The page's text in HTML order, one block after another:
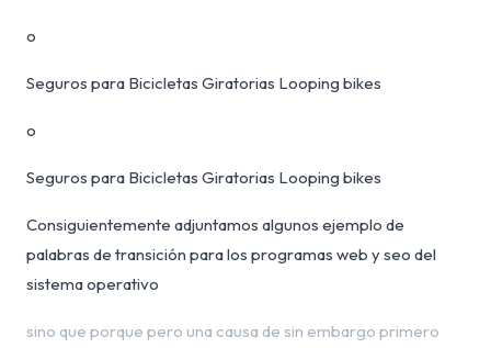
o
Seguros para Bicicletas Giratorias Looping bikes
o
Seguros para Bicicletas Giratorias Looping bikes
Consiguientemente adjuntamos algunos ejemplo de
palabras de transición para los programas web y seo del
sistema operativo
sino que porque pero una causa de sin embargo primero